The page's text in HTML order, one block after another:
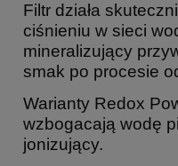
Filtr działa
ciśnieniu w sieci
mineralizujący
smak po procesie
Warianty Redox
wzbogacają wodę
jonizujący.